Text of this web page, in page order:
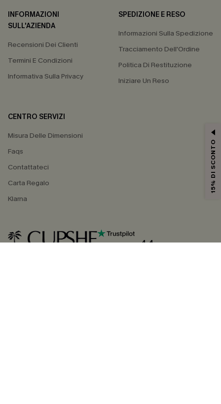
INFORMAZIONI
SULL'AZIENDA
Recensioni Dei Clienti
Termini E Condizioni
Informativa Sulla Privacy
SPEDIZIONE E RESO
Informazioni Sulla Spedizione
Tracciamento Dell'Ordine
Politica Di Restituzione
Iniziare Un Reso
CENTRO SERVIZI
Misura Delle Dimensioni
Faqs
Contattateci
Carta Regalo
Klarna
4.4
15% DI SCONTO